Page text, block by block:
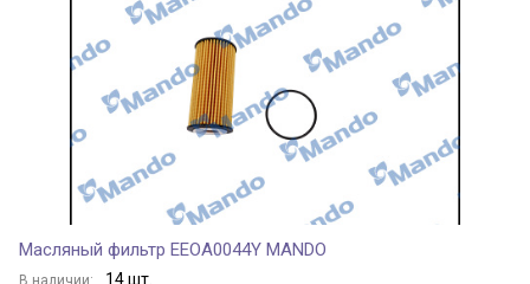
Масляный фильтр EEOA0044Y MANDO
В наличии: 14 шт.